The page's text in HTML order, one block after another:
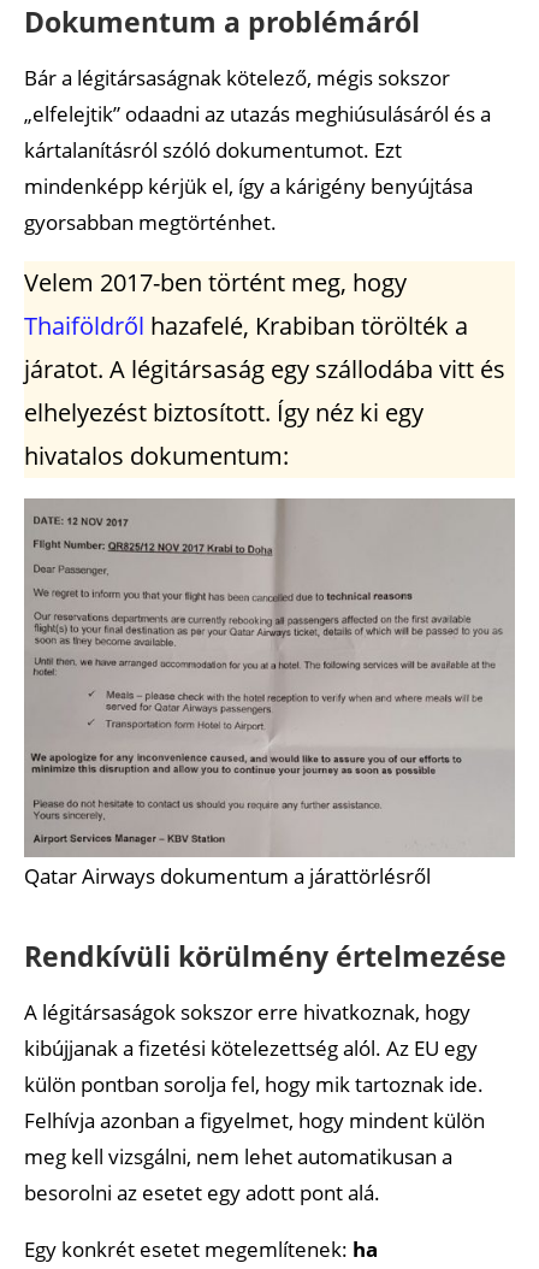
Dokumentum a problémáról
Bár a légitársaságnak kötelező, mégis sokszor
„elfelejtik” odaadni az utazás meghiúsulásáról és a
kártalanításról szóló dokumentumot. Ezt
mindenképp kérjük el, így a kárigény benyújtása
gyorsabban megtörténhet.
Velem 2017-ben történt meg, hogy
Thaiföldről hazafelé, Krabiban törölték a
járatot. A légitársaság egy szállodába vitt és
elhelyezést biztosított. Így néz ki egy
hivatalos dokumentum:
Qatar Airways dokumentum a járattörlésről
Rendkívüli körülmény értelmezése
A légitársaságok sokszor erre hivatkoznak, hogy
kibújjanak a fizetési kötelezettség alól. Az EU egy
külön pontban sorolja fel, hogy mik tartoznak ide.
Felhívja azonban a figyelmet, hogy mindent külön
meg kell vizsgálni, nem lehet automatikusan a
besorolni az esetet egy adott pont alá.
Egy konkrét esetet megemlítenek: ha